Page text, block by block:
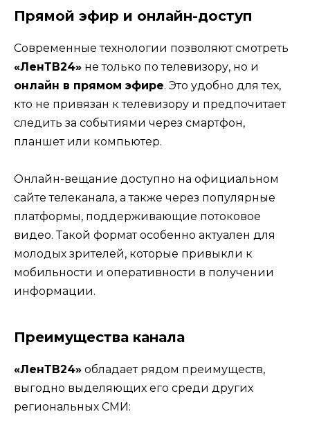
Прямой эфир и онлайн-доступ
Современные технологии позволяют смотреть
«ЛенТВ24» не только по телевизору, но и
онлайн в прямом эфире. Это удобно для тех,
кто не привязан к телевизору и предпочитает
следить за событиями через смартфон,
планшет или компьютер.
Онлайн-вещание доступно на официальном
сайте телеканала, а также через популярные
платформы, поддерживающие потоковое
видео. Такой формат особенно актуален для
молодых зрителей, которые привыкли к
мобильности и оперативности в получении
информации.
Преимущества канала
«ЛенТВ24» обладает рядом преимуществ,
выгодно выделяющих его среди других
региональных СМИ: